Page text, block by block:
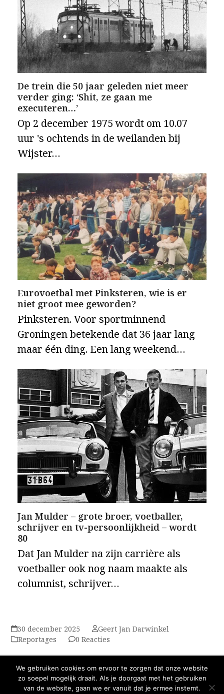
De trein die 50 jaar geleden niet meer
verder ging: ‘Shit, ze gaan me
executeren…’
Op 2 december 1975 wordt om 10.07
uur 's ochtends in de weilanden bij
Wijster…
Eurovoetbal met Pinksteren, wie is er
niet groot mee geworden?
Pinksteren. Voor sportminnend
Groningen betekende dat 36 jaar lang
maar één ding. Een lang weekend…
Jan Mulder – grote broer, voetballer,
schrijver en tv-persoonlijkheid – wordt
80
Dat Jan Mulder na zijn carrière als
voetballer ook nog naam maakte als
columnist, schrijver…
30 december 2025
Geert Jan Darwinkel
Reportages
0 Reacties
Vorige
De trein die 50 jaar geleden niet meer
verder ging: ‘Shit, ze gaan me
We gebruiken cookies om ervoor te zorgen dat onze website
zo soepel mogelijk draait. Als je doorgaat met het gebruiken
van de website, gaan we er vanuit dat je ermee instemt.